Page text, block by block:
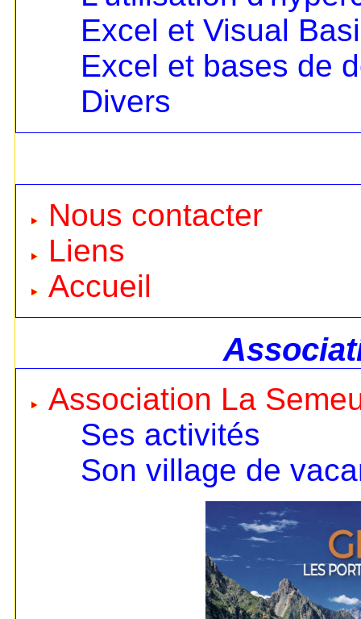
Excel et Visual
Excel et bases de
Divers
Nous contacter
Liens
Accueil
Association La
Ses activités
Son village de